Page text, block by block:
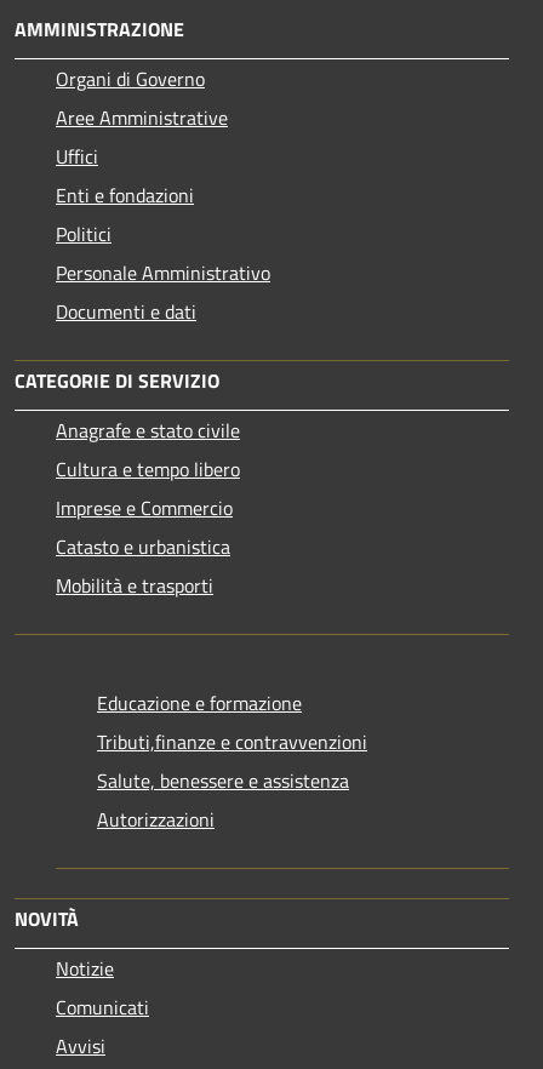
AMMINISTRAZIONE
Organi di Governo
Aree Amministrative
Uffici
Enti e fondazioni
Politici
Personale Amministrativo
Documenti e dati
CATEGORIE DI SERVIZIO
Anagrafe e stato civile
Cultura e tempo libero
Imprese e Commercio
Catasto e urbanistica
Mobilità e trasporti
Educazione e formazione
Tributi,finanze e contravvenzioni
Salute, benessere e assistenza
Autorizzazioni
NOVITÀ
Notizie
Comunicati
Avvisi